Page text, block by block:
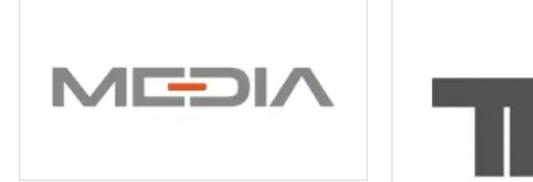
DVD - produkcja, sprzedaż, kopiowanie